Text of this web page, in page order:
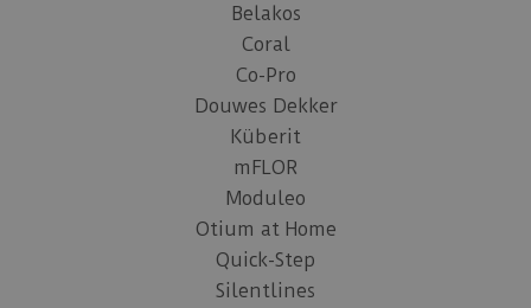
Belakos
Coral
Co-Pro
Douwes Dekker
Küberit
mFLOR
Moduleo
Otium at Home
Quick-Step
Silentlines